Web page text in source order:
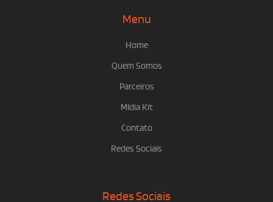
Menu
Home
Quem Somos
Parceiros
Mídia Kit
Contato
Redes Sociais
Redes Sociais